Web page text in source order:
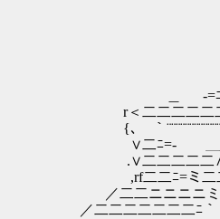
⌒∨{∨::::::l{ 乂
乂`∨::{､〉
}:::{＼〉 ￣
{ﾊ:∨
}:::}
＿ -=ﾆニﾆ从
r＜二二二二二
{､ ｀
∨二ﾆ=- ＿
.∨二二二二
,rf二二ﾆ=ミ二
／二二ニニニニミ
／二二二二二二二ﾆ｀ヽ